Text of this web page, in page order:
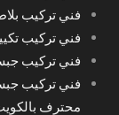
فني تركيب
فني تركيب
فني تركيب
فني تركيب
محترف